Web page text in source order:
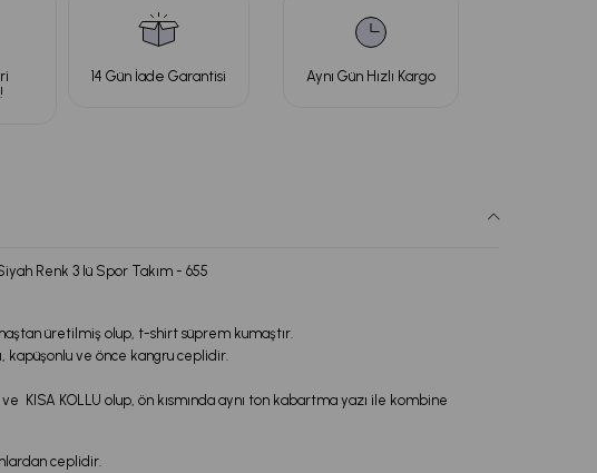
14 Gün İade Garantisi Aynı Gün Hızlı Kargo
Renk 3 lü Spor Takım - 655
üretilmiş olup, t-shirt süprem kumaştır.
kapüşonlu ve önce kangru ceplidir.
KISA KOLLU olup, ön kısmında aynı ton kabartma yazı ile kombine
ceplidir.